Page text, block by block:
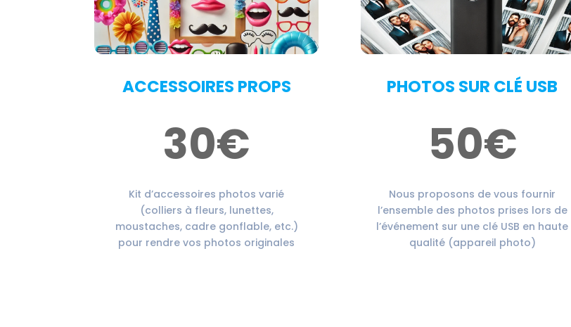
ACCESSOIRES PROPS
30€
Kit d’accessoires photos varié
(colliers à fleurs, lunettes,
moustaches, cadre gonflable, etc.)
pour rendre vos photos originales
PHOTOS SUR CLÉ USB
50€
Nous proposons de vous fournir
l’ensemble des photos prises lors de
l’événement sur une clé USB en haute
qualité (appareil photo)